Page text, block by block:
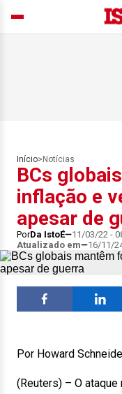
Início> Notícias
BCs
inflação e
apesar de
PorDa IstoÉ 11/03/22 -
Atualizado em
16/11/
Por Howard
(Reuters) – O